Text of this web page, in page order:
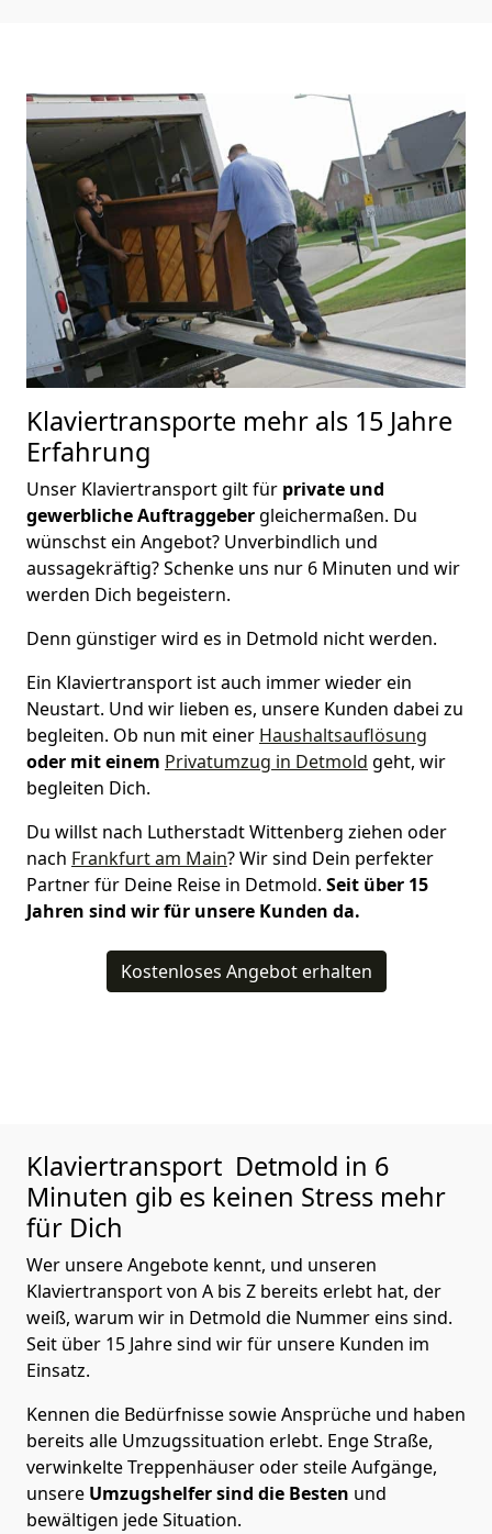
Klaviertransporte mehr als 15 Jahre
Erfahrung
Unser Klaviertransport gilt für private und
gewerbliche Auftraggebergleichermaßen. Du
wünschst ein Angebot? Unverbindlich und
aussagekräftig? Schenke uns nur 6 Minuten und wir
werden Dich begeistern.
Denn günstiger wird es in Detmold nicht werden.
Ein Klaviertransport ist auch immer wieder ein
Neustart. Und wir lieben es, unsere Kunden dabei zu
begleiten. Ob nun mit einer Haushaltsauflösung
oder mit einem Privatumzug in Detmold geht, wir
begleiten Dich.
Du willst nach Lutherstadt Wittenberg ziehen oder
nach Frankfurt am Main? Wir sind Dein perfekter
Partner für Deine Reise in Detmold. Seit über 15
Jahren sind wir für unsere Kunden da.
Kostenloses Angebot erhalten
Klaviertransport Detmold in 6
Minuten gib es keinen Stress mehr
für Dich
Wer unsere Angebote kennt, und unseren
Klaviertransport von A bis Z bereits erlebt hat, der
weiß, warum wir in Detmold die Nummer eins sind.
Seit über 15 Jahre sind wir für unsere Kunden im
Einsatz.
Kennen die Bedürfnisse sowie Ansprüche und haben
bereits alle Umzugssituation erlebt. Enge Straße,
verwinkelte Treppenhäuser oder steile Aufgänge,
unsere Umzugshelfer sind die Besten und
bewältigen jede Situation.